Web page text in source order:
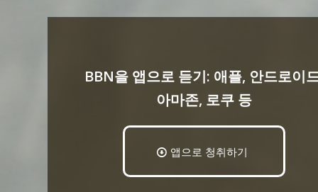
BBN을 앱으로 듣기: 애플, 안드로이
아마존, 로쿠 등
앱으로 청취하기